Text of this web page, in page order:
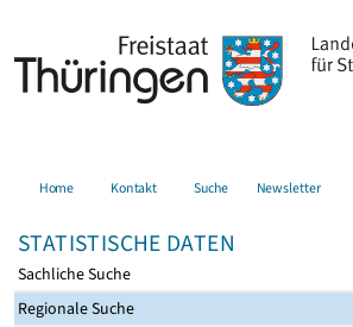
Home Kontakt Suche Newsletter
STATISTISCHE DATEN
Sachliche Suche
Regionale Suche